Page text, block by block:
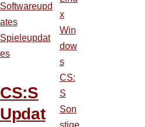
Softwareupd
ates
Spieleupdat
es
CS:S
Updat
x
Win
dow
s
CS:
S
Son